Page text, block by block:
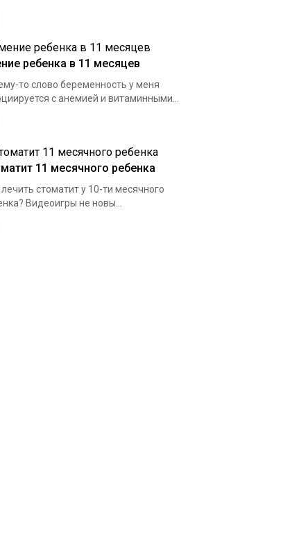
ребенка в 11 месяцев
то слово беременность у меня
с анемией и витаминными...
11 месячного ребенка
стоматит у 10-ти месячного
Видеоигры не новы...